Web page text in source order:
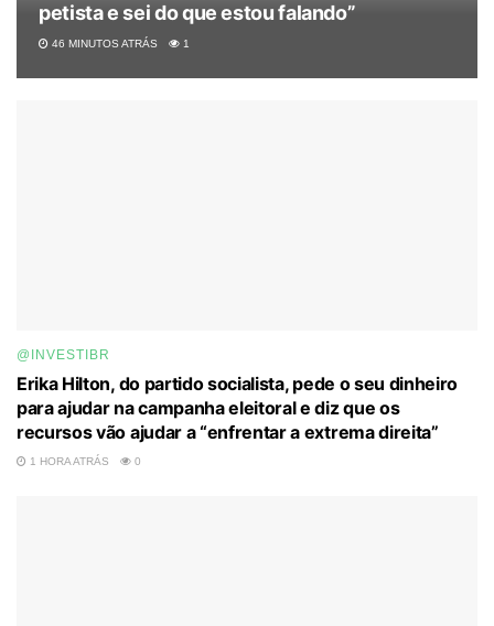
petista e sei do que estou falando”
46 MINUTOS ATRÁS 1
@INVESTIBR
Erika Hilton, do partido socialista, pede o seu dinheiro
para ajudar na campanha eleitoral e diz que os
recursos vão ajudar a “enfrentar a extrema direita”
1 HORA ATRÁS 0